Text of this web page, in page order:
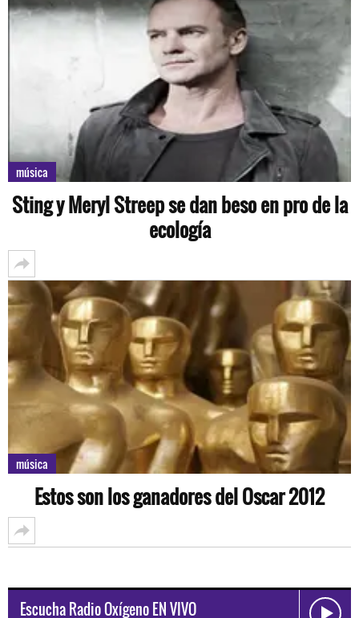
música
Sting y Meryl Streep se dan beso en pro de la
ecología
música
Estos son los ganadores del Oscar 2012
Escucha Radio Oxígeno EN VIVO